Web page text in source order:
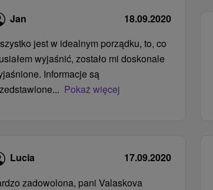
Jan
18.09.2020
jest w idealnym porządku, to, co
wyjaśnić, zostało mi doskonale
Informacje są
Pokaż więcej
Lucia
17.09.2020
zadowolona, ​​pani Valaskova